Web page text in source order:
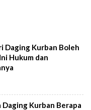
Daging Kurban Boleh
Hukum dan
Daging Kurban Berapa